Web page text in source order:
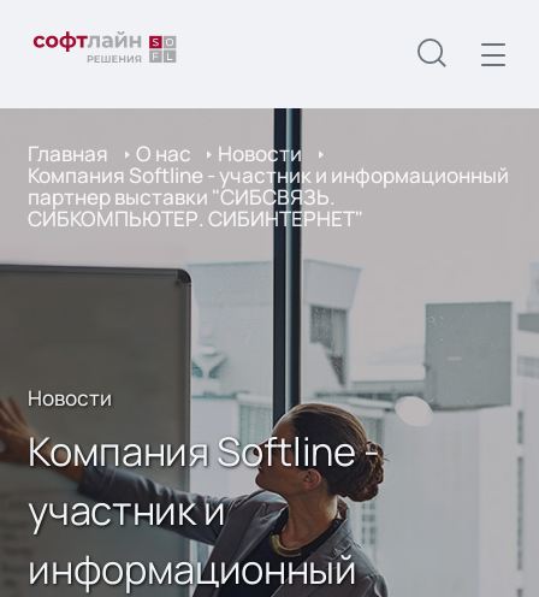
Главная О нас Новости
Компания Softline - участник и информационный
партнер выставки "СИБСВЯЗЬ.
СИБКОМПЬЮТЕР. СИБИНТЕРНЕТ"
Новости
Компания Softline -
участник и
информационный